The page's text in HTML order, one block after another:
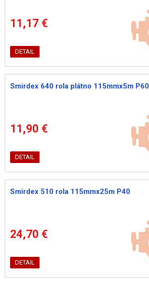
11,17 €
DETAIL
Smirdex 640 rola plátno 115mmx5m P60
11,90 €
DETAIL
Smirdex 510 rola 115mmx25m P40
24,70 €
DETAIL